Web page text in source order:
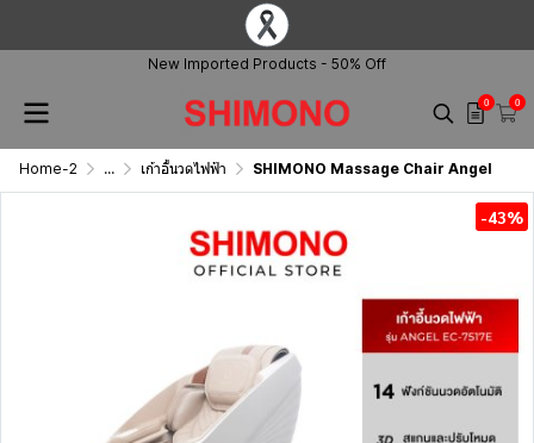
New Imported Products - 50% Off
0 0
Home-2 ... เก้าอี้นวดไฟฟ้า SHIMONO Massage Chair Angel
-43%